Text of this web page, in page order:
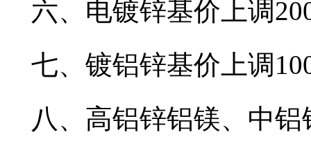
六、电镀锌基价上调
七、镀铝锌基价上调
八、高铝锌铝镁、中